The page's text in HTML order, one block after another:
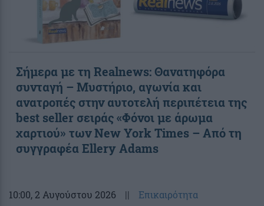
Σήμερα με τη Realnews: Θανατηφόρα
συνταγή – Μυστήριο, αγωνία και
ανατροπές στην αυτοτελή περιπέτεια της
best seller σειράς «Φόνοι με άρωμα
χαρτιού» των New York Times – Από τη
συγγραφέα Ellery Adams
10:00, 2 Αυγούστου 2026 || Επικαιρότητα